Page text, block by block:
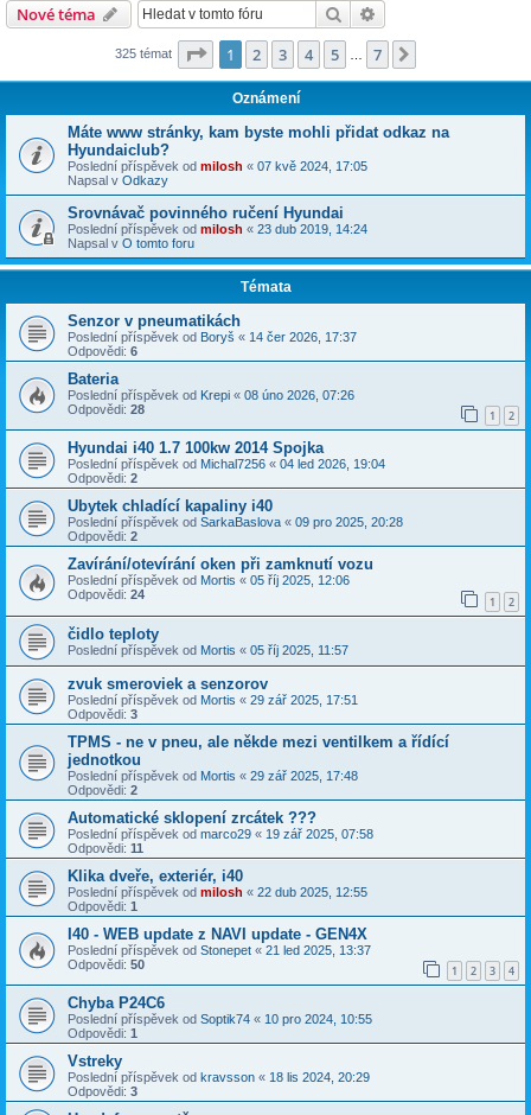
Nové téma Hledat
325 témat Stránka z
1 2 3 4 5 7
Oznámení
Máte www stránky, kam byste mohli přidat odkaz na
Hyundaiclub?
Poslední příspěvek od milosh « 07 kvě 2024, 17:05
Napsal v Odkazy
Srovnávač povinného ručení Hyundai
Poslední příspěvek od milosh « 23 dub 2019, 14:24
Napsal v O tomto foru
Témata
Senzor v pneumatikách
Poslední příspěvek od Boryš « 14 čer 2026, 17:37
Odpovědi: 6
Bateria
Poslední příspěvek od Krepi « 08 úno 2026, 07:26
Odpovědi: 28 1 2
Hyundai i40 1.7 100kw 2014 Spojka
Poslední příspěvek od Michal7256 « 04 led 2026, 19:04
Odpovědi: 2
Ubytek chladící kapaliny i40
Poslední příspěvek od SarkaBaslova « 09 pro 2025, 20:28
Odpovědi: 2
Zavírání/otevírání oken při zamknutí vozu
Poslední příspěvek od Mortis « 05 říj 2025, 12:06
Odpovědi: 24 1 2
čidlo teploty
Poslední příspěvek od Mortis « 05 říj 2025, 11:57
zvuk smeroviek a senzorov
Poslední příspěvek od Mortis « 29 zář 2025, 17:51
Odpovědi: 3
TPMS - ne v pneu, ale někde mezi ventilkem a řídící
jednotkou
Poslední příspěvek od Mortis « 29 zář 2025, 17:48
Odpovědi: 2
Automatické sklopení zrcátek ???
Poslední příspěvek od marco29 « 19 zář 2025, 07:58
Odpovědi: 11
Klika dveře, exteriér, i40
Poslední příspěvek od milosh « 22 dub 2025, 12:55
Odpovědi: 1
I40 - WEB update z NAVI update - GEN4X
Poslední příspěvek od Stonepet « 21 led 2025, 13:37
Odpovědi: 50 1 2 3 4
Chyba P24C6
Poslední příspěvek od Soptik74 « 10 pro 2024, 10:55
Odpovědi: 1
Vstreky
Poslední příspěvek od kravsson « 18 lis 2024, 20:29
Odpovědi: 3